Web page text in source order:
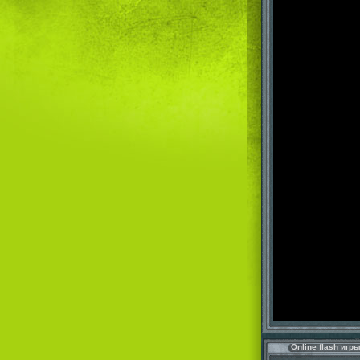
Online flash игры